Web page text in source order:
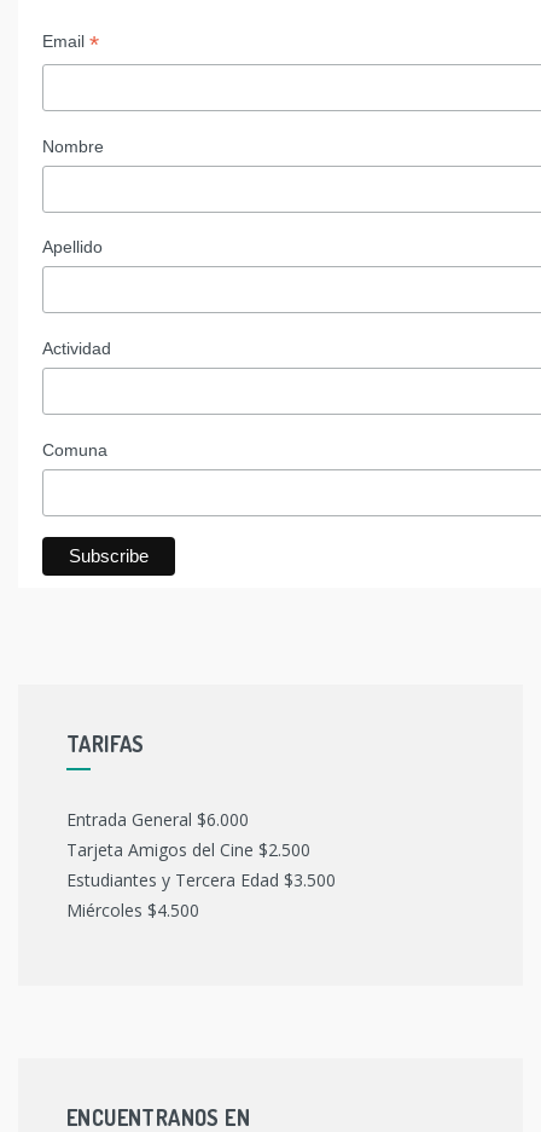
Email *
Nombre
Apellido
Actividad
Comuna
TARIFAS
Entrada General $6.000
Tarjeta Amigos del Cine $2.500
Estudiantes y Tercera Edad $3.500
Miércoles $4.500
ENCUENTRANOS EN